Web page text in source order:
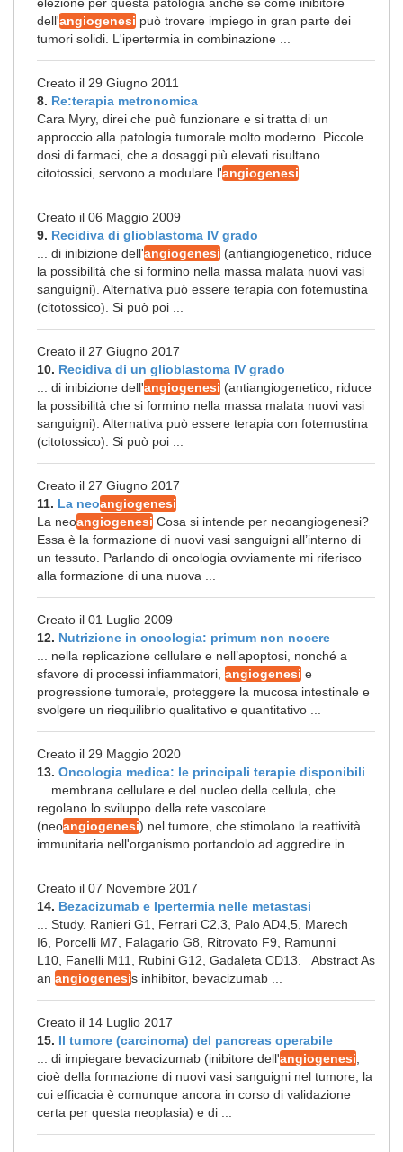
dell'angiogenesi può trovare impiego in gran parte dei
tumori solidi. L'ipertermia in combinazione ...
Creato il 29 Giugno 2011
8. Re:terapia metronomica
Cara Myry, direi che può funzionare e si tratta di un
approccio alla patologia tumorale molto moderno. Piccole
dosi di farmaci, che a dosaggi più elevati risultano
citotossici, servono a modulare l'angiogenesi
Creato il 06 Maggio 2009
9. Recidiva di glioblastoma IV grado
... di inibizione dell'angiogenesi (antiangiogenetico, riduce
la possibilità che si formino nella massa malata nuovi vasi
sanguigni). Alternativa può essere terapia con fotemustina
(citotossico). Si può poi ...
Creato il 27 Giugno 2017
10. Recidiva di un glioblastoma IV grado
... di inibizione dell'angiogenesi (antiangiogenetico, riduce
la possibilità che si formino nella massa malata nuovi vasi
sanguigni). Alternativa può essere terapia con fotemustina
(citotossico). Si può poi ...
Creato il 27 Giugno 2017
11. La neoangiogenesi
La neoangiogenesi Cosa si intende per neoangiogenesi?
Essa è la formazione di nuovi vasi sanguigni all’interno di
un tessuto. Parlando di oncologia ovviamente mi riferisco
alla formazione di una nuova ...
Creato il 01 Luglio 2009
12. Nutrizione in oncologia: primum non nocere
... nella replicazione cellulare e nell’apoptosi, nonché a
sfavore di processi infiammatori, angiogenesi e
progressione tumorale, proteggere la mucosa intestinale e
svolgere un riequilibrio qualitativo e quantitativo ...
Creato il 29 Maggio 2020
13. Oncologia medica: le principali terapie disponibili
... membrana cellulare e del nucleo della cellula, che
regolano lo sviluppo della rete vascolare
(neoangiogenesi) nel tumore, che stimolano la reattività
immunitaria nell'organismo portandolo ad aggredire in ...
Creato il 07 Novembre 2017
14. Bezacizumab e Ipertermia nelle metastasi
... Study. Ranieri G1, Ferrari C2,3, Palo AD4,5, Marech
I6, Porcelli M7, Falagario G8, Ritrovato F9, Ramunni
L10, Fanelli M11, Rubini G12, Gadaleta CD13. Abstract As
an angiogenesis inhibitor, bevacizumab ...
Creato il 14 Luglio 2017
15. Il tumore (carcinoma) del pancreas operabile
... di impiegare bevacizumab (inibitore dell'angiogenesi
cioè della formazione di nuovi vasi sanguigni nel tumore, la
cui efficacia è comunque ancora in corso di validazione
certa per questa neoplasia) e di ...